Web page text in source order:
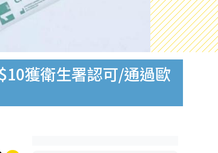
獲衛生署認可/通過歐